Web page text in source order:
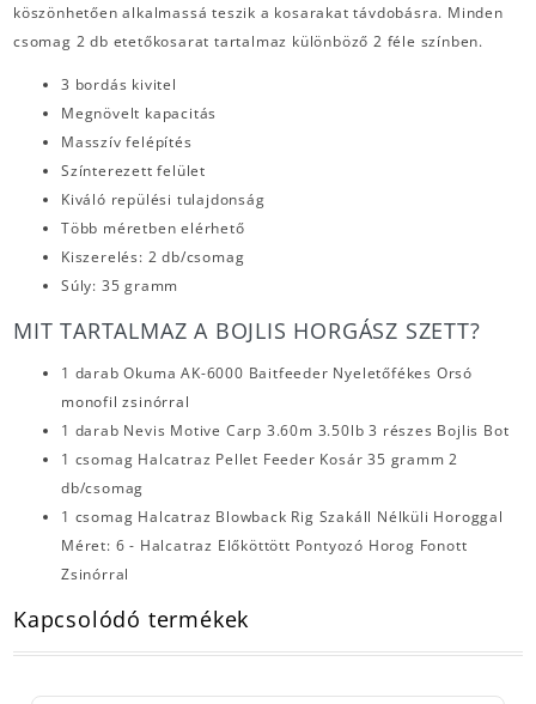
köszönhetően alkalmassá teszik a kosarakat távdobásra. Minden
csomag 2 db etetőkosarat tartalmaz különböző 2 féle színben.
3 bordás kivitel
Megnövelt kapacitás
Masszív felépítés
Színterezett felület
Kiváló repülési tulajdonság
Több méretben elérhető
Kiszerelés: 2 db/csomag
Súly: 35 gramm
MIT TARTALMAZ A BOJLIS HORGÁSZ SZETT?
1 darab Okuma AK-6000 Baitfeeder Nyeletőfékes Orsó
monofil zsinórral
1 darab Nevis Motive Carp 3.60m 3.50lb 3 részes Bojlis Bot
1 csomag Halcatraz Pellet Feeder Kosár 35 gramm 2
db/csomag
1 csomag Halcatraz Blowback Rig Szakáll Nélküli Horoggal
Méret: 6 - Halcatraz Előköttött Pontyozó Horog Fonott
Zsinórral
Kapcsolódó termékek